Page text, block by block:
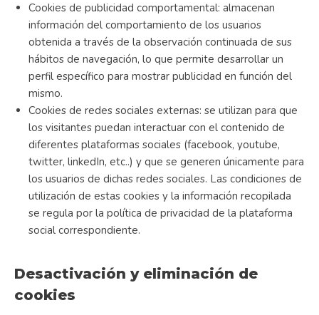
Cookies de publicidad comportamental: almacenan
información del comportamiento de los usuarios
obtenida a través de la observación continuada de sus
hábitos de navegación, lo que permite desarrollar un
perfil específico para mostrar publicidad en función del
mismo.
Cookies de redes sociales externas: se utilizan para que
los visitantes puedan interactuar con el contenido de
diferentes plataformas sociales (facebook, youtube,
twitter, linkedIn, etc..) y que se generen únicamente para
los usuarios de dichas redes sociales. Las condiciones de
utilización de estas cookies y la información recopilada
se regula por la política de privacidad de la plataforma
social correspondiente.
Desactivación y eliminación de
cookies